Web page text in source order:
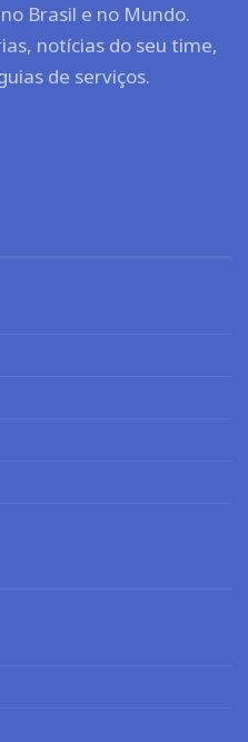
Brasil e no Mundo.
notícias do seu time,
de serviços.